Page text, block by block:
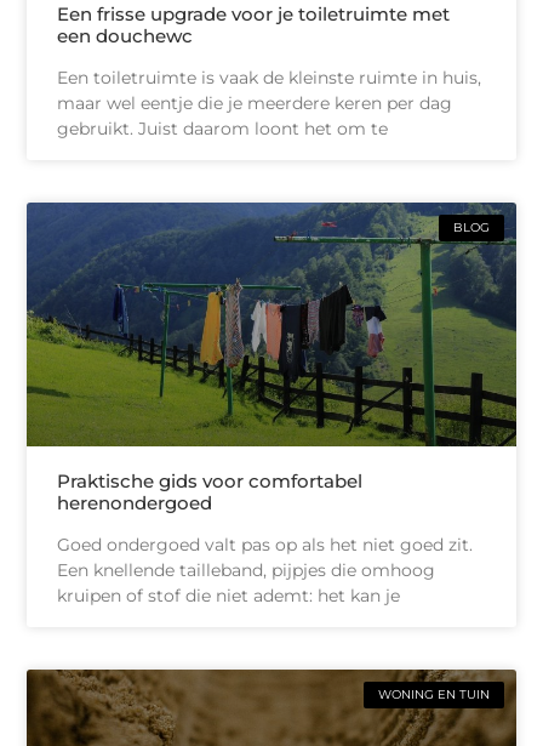
Een frisse upgrade voor je toiletruimte met
een douchewc
Een toiletruimte is vaak de kleinste ruimte in huis,
maar wel eentje die je meerdere keren per dag
gebruikt. Juist daarom loont het om te
BLOG
Praktische gids voor comfortabel
herenondergoed
Goed ondergoed valt pas op als het niet goed zit.
Een knellende tailleband, pijpjes die omhoog
kruipen of stof die niet ademt: het kan je
WONING EN TUIN